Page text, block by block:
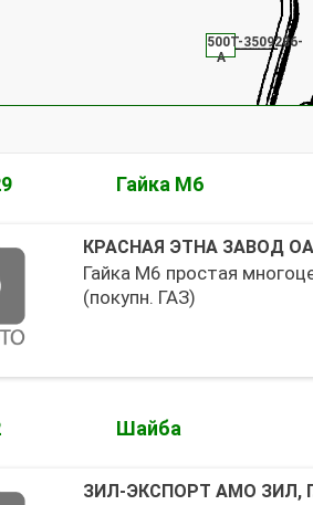
500Т-3509286-
А
Гайка М6
КРАСНАЯ ЭТНА ЗАВОД
Гайка М6 простая
(покупн. ГАЗ)
Шайба
ЗИЛ-ЭКСПОРТ АМО ЗИЛ,